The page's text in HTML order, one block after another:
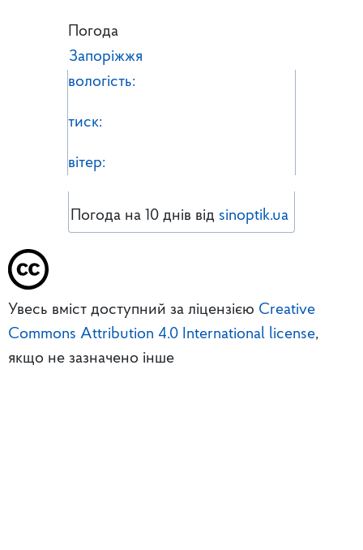
Погода
Запоріжжя
вологість:
тиск:
вітер:
Погода на 10 днів від sinoptik.ua
Увесь вміст доступний за ліцензією Creative
Commons Attribution 4.0 International license,
якщо не зазначено інше